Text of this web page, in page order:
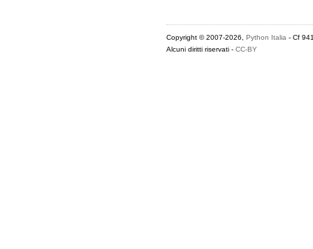
Copyright © 2007-2026, Python Italia - Cf
Alcuni diritti riservati - CC-BY